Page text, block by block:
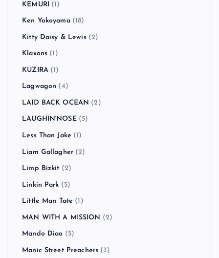
KEMURI (1)
Ken Yokoyama(18)
Kitty Daisy & Lewis(2)
Klaxons (1)
KUZIRA(1)
Lagwagon (4)
LAID BACK OCEAN (2)
LAUGHIN'NOSE(5)
Less Than Jake (1)
Liam Gallagher (2)
Limp Bizkit (2)
Linkin Park (5)
Little Man Tate (1)
MAN WITH A MISSION (2)
Mando Diao (5)
Manic Street Preachers (3)